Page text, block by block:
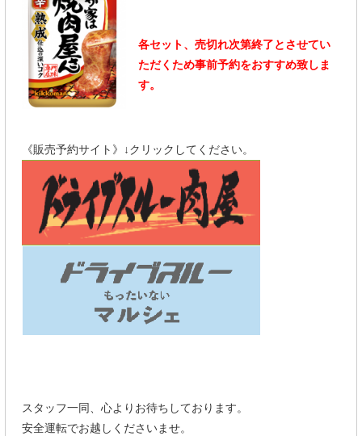
各セット、売切れ次第終了とさせてい
ただくため事前予約をおすすめ致しま
す。
《販売予約サイト》↓クリックしてください。
スタッフ一同、心よりお待ちしております。
安全運転でお越しくださいませ。